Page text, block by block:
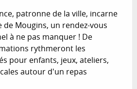
patronne de la ville, incarne
Mougins, un rendez-vous
à ne pas manquer ! De
rythmeront les
pour enfants, jeux, ateliers,
autour d'un repas